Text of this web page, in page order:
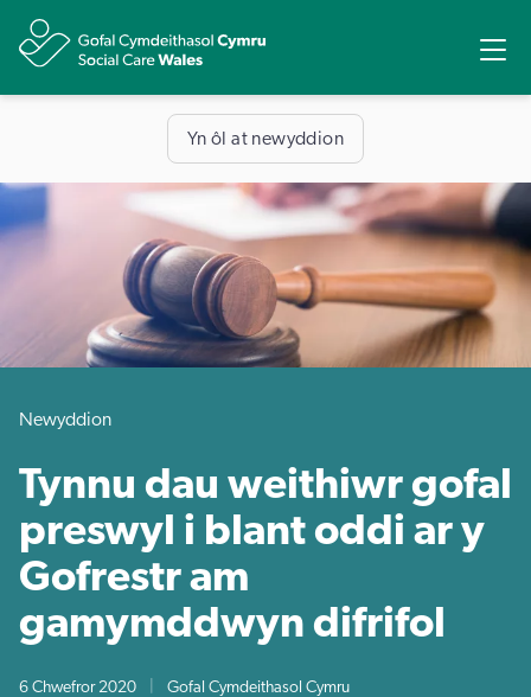
Yn ôl at newyddion
Newyddion
Tynnu dau weithiwr gofal
preswyl i blant oddi ar y
Gofrestr am
gamymddwyn difrifol
6 Chwefror 2020 Gofal Cymdeithasol Cymru